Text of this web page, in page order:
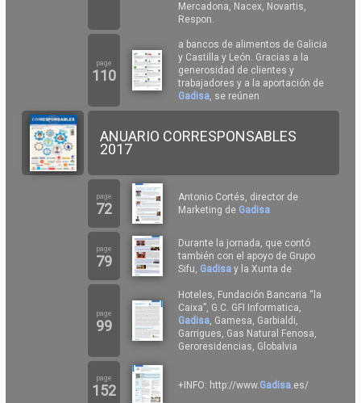
Mercadona, Nacex, Novartis,
Respon.
page
110
a bancos de alimentos de Galicia
y Castilla y León. Gracias a la
generosidad de clientes y
trabajadores y a la aportación de
Gadisa, se reúnen
ANUARIO CORRESPONSABLES
2017
page
72
Antonio Cortés, director de
Marketing de Gadisa
page
79
Durante la jornada, que contó
también con el apoyo de Grupo
Sifu, Gadisa y la Xunta de
page
99
Hoteles, Fundación Bancaria “la
Caixa”, G.C. GFI Informatica,
Gadisa, Gamesa, Garbialdi,
Garrigues, Gas Natural Fenosa,
Geroresidencias, Globalvia
page
152 +INFO: http://www.Gadisa.es/